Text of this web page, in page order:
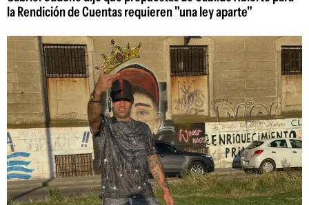
la Rendición de Cuentas requieren "una ley aparte"